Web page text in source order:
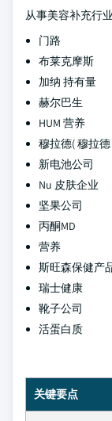
从事美容补充行
门路
布莱克摩斯
加纳 持有量
赫尔巴生
HUM 营养
穆拉德( 穆拉德
新电池公司
Nu 皮肤企业
坚果公司
丙酮MD
营养
斯旺森保健产
瑞士健康
靴子公司
活蛋白质
关键要点